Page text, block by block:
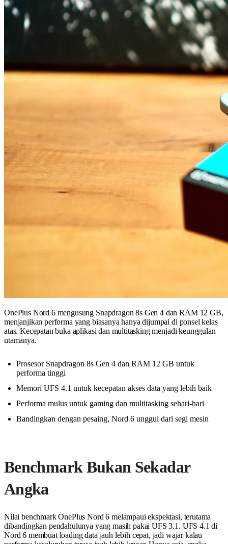
OnePlus Nord 6 mengusung Snapdragon 8s Gen 4 dan RAM 12 GB,
menjanjikan performa yang biasanya hanya dijumpai di ponsel kelas
atas. Kecepatan buka aplikasi dan multitasking menjadi keunggulan
utamanya.
Prosesor Snapdragon 8s Gen 4 dan RAM 12 GB untuk
performa tinggi
Memori UFS 4.1 untuk kecepatan akses data yang lebih baik
Performa mulus untuk gaming dan multitasking sehari-hari
Bandingkan dengan pesaing, Nord 6 unggul dari segi mesin
Benchmark Bukan Sekadar
Angka
Nilai benchmark OnePlus Nord 6 melampaui ekspektasi, terutama
dibandingkan pendahulunya yang masih pakai UFS 3.1. UFS 4.1 di
Nord 6 membuat loading data jauh lebih cepat, jadi wajar kalau